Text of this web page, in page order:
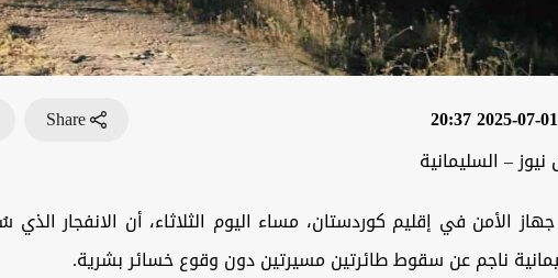
2025-07-01 20:37
Share
– السليمانية
الأمن في إقليم كوردستان، مساء اليوم الثلاثاء، أن الانفجار
ناجم عن سقوط طائرتين مسيرتين دون وقوع خسائر بشرية.